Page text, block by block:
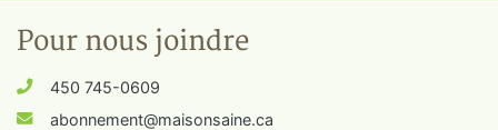
Pour nous joindre
450 745-0609
abonnement@maisonsaine.ca